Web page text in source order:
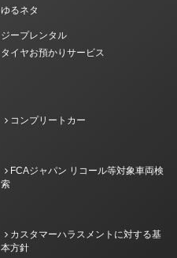
ゆるネタ
ジープレンタル
タイヤお預かりサービス
コンプリートカー
FCAジャパン リコール等対象車両検
索
カスタマーハラスメントに対する基
本方針